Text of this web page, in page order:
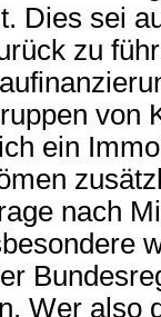
Dies sei
zu
von
ein
nach
Wer also